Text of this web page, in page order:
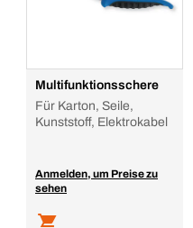
Multifunktionsschere
Für Karton, Seile,
Kunststoff, Elektrokabel
Anmelden, um Preise zu
sehen